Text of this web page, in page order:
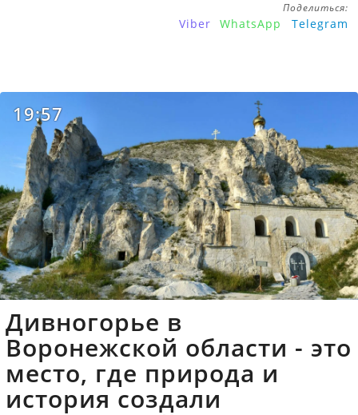
Поделиться:
Viber WhatsApp Telegram
19:57
Дивногорье в
Воронежской области - это
место, где природа и
история создали